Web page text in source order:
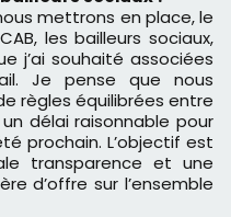
mettrons en place, le
les bailleurs sociaux,
j’ai souhaité associées
Je pense que nous
règles équilibrées entre
délai raisonnable pour
prochain. L’objectif est
transparence et une
d’offre sur l’ensemble